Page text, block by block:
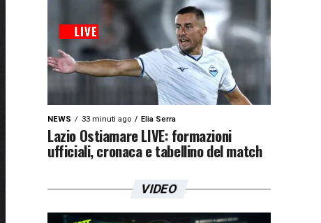
NEWS 33 minuti ago Elia Serra
Lazio Ostiamare LIVE: formazioni
ufficiali, cronaca e tabellino del match
VIDEO